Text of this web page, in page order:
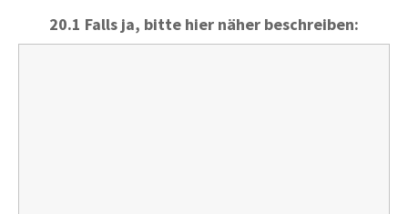
20.1 Falls ja, bitte hier näher beschreiben: